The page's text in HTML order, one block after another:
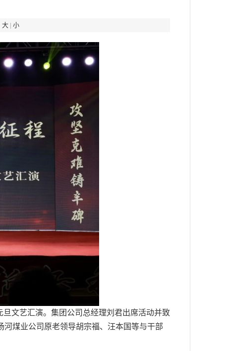
大 | 小
文艺汇演。集团公司总经理刘君出席活动并致
煤业公司原老领导胡宗福、汪本国等与干部